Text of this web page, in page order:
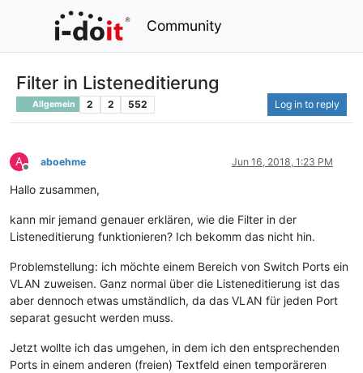
Community
Filter in Listeneditierung
Allgemein 2 2 552 Log in to reply
A
Offline
aboehme Jun 16, 2018, 1:23 PM
Hallo zusammen,
kann mir jemand genauer erklären, wie die Filter in der
Listeneditierung funktionieren? Ich bekomm das nicht hin.
Problemstellung: ich möchte einem Bereich von Switch Ports ein
VLAN zuweisen. Ganz normal über die Listeneditierung ist das
aber dennoch etwas umständlich, da das VLAN für jeden Port
separat gesucht werden muss.
Jetzt wollte ich das umgehen, in dem ich den entsprechenden
Ports in einem anderen (freien) Textfeld einen temporäreren